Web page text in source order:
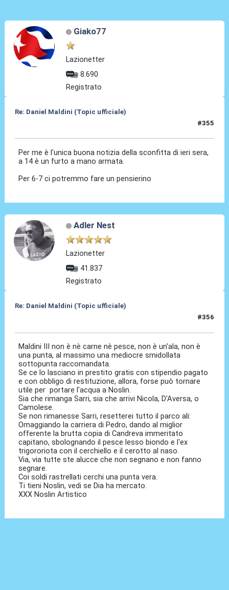
Giako77
Lazionetter
8.690
Registrato
Re: Daniel Maldini (Topic ufficiale)
#355
Per me è l'unica buona notizia della sconfitta di ieri sera,
a 14 è un furto a mano armata.
Per 6-7 ci potremmo fare un pensierino
Adler Nest
Lazionetter
41.837
Registrato
Re: Daniel Maldini (Topic ufficiale)
#356
Maldini III non è nè carne nè pesce, non è un'ala, non è
una punta, al massimo una mediocre smidollata
sottopunta raccomandata.
Se ce lo lasciano in prestito gratis con stipendio pagato
e con obbligo di restituzione, allora, forse può tornare
utile per portare l'acqua a Noslin.
Sia che rimanga Sarri, sia che arrivi Nicola, D'Aversa, o
Camolese.
Se non rimanesse Sarri, resetterei tutto il parco ali:
Omaggiando la carriera di Pedro, dando al miglior
offerente la brutta copia di Candreva immeritato
capitano, sbolognando il pesce lesso biondo e l'ex
trigororiota con il cerchiello e il cerotto al naso.
Via, via tutte ste alucce che non segnano e non fanno
segnare.
Coi soldi rastrellati cerchi una punta vera.
Ti tieni Noslin, vedi se Dia ha mercato.
XXX Noslin Artistico